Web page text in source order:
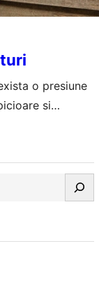
o presiune
si
de suferit, la
se